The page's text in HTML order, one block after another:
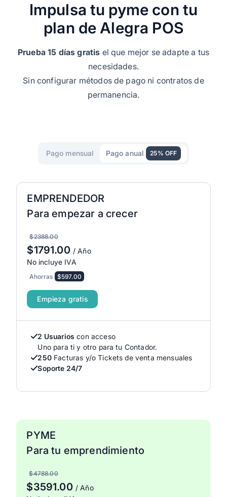
Impulsa tu pyme con tu
plan de Alegra POS
Prueba 15 días gratis el que mejor se adapte a tus
necesidades.
Sin configurar métodos de pago ni contratos de
permanencia.
Pago mensual Pago anual 25% OFF
EMPRENDEDOR
Para empezar a crecer
$2388.00
$1791.00 / Año
No incluye IVA
Ahorras $597.00
Empieza gratis
2 Usuarios con acceso
Uno para ti y otro para tu Contador.
250Facturas y/o Tickets de venta mensuales
Soporte 24/7
PYME
Para tu emprendimiento
$4788.00
$3591.00 / Año